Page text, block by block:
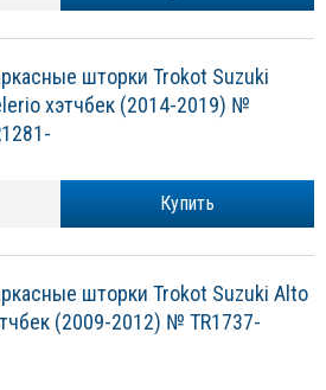
шторки Trokot Suzuki
хэтчбек (2014-2019) №
Купить
шторки Trokot Suzuki Alto
(2009-2012) № TR1737-